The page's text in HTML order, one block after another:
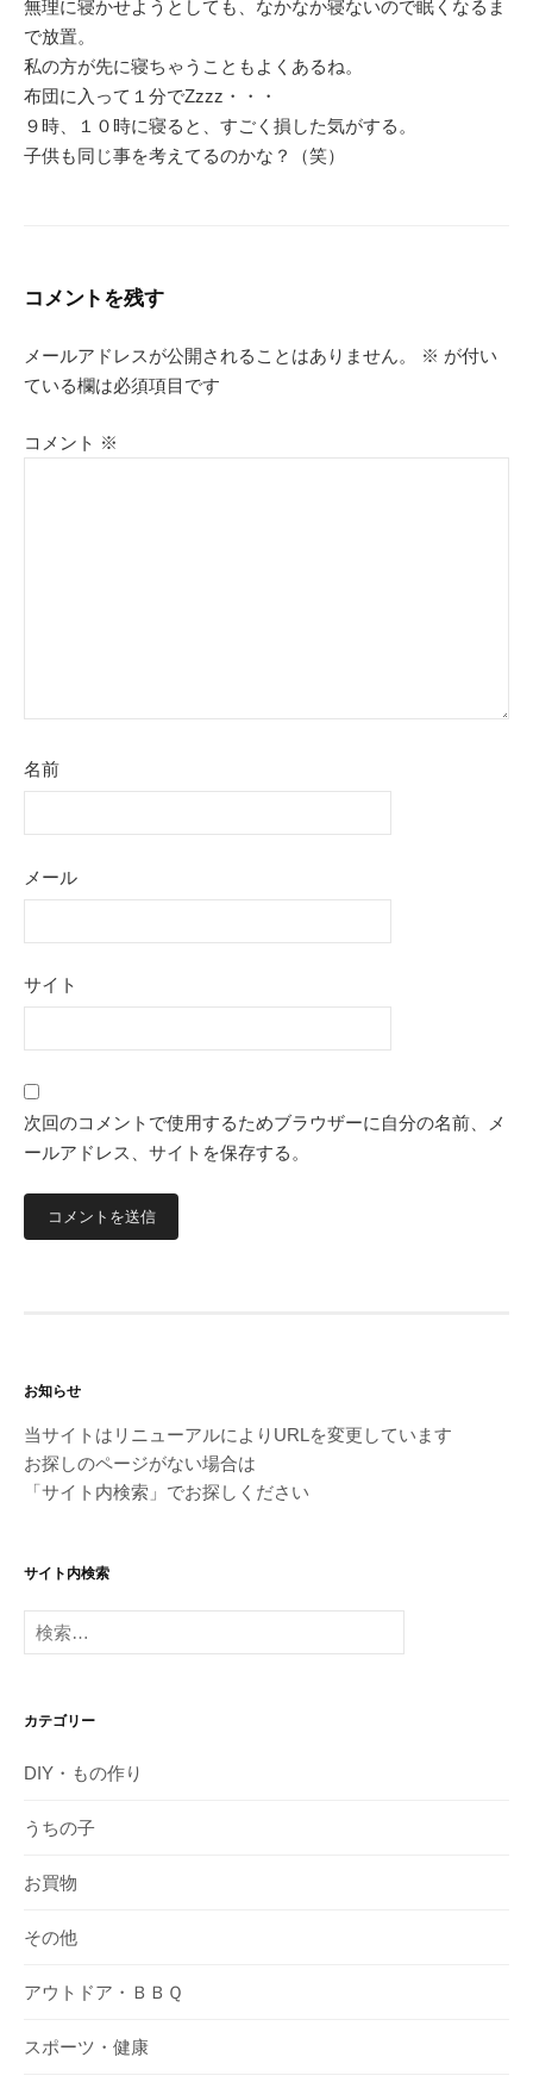
無理に寝かせようとしても、なかなか寝ないので眠くなるま
で放置。
私の方が先に寝ちゃうこともよくあるね。
布団に入って１分でZzzz・・・
９時、１０時に寝ると、すごく損した気がする。
子供も同じ事を考えてるのかな？（笑）
コメントを残す
メールアドレスが公開されることはありません。 ※ が付い
ている欄は必須項目です
コメント ※
名前
メール
サイト
次回のコメントで使用するためブラウザーに自分の名前、メ
ールアドレス、サイトを保存する。
お知らせ
当サイトはリニューアルによりURLを変更しています
お探しのページがない場合は
「サイト内検索」でお探しください
サイト内検索
検
索:
カテゴリー
DIY・もの作り
うちの子
お買物
その他
アウトドア・ＢＢＱ
スポーツ・健康